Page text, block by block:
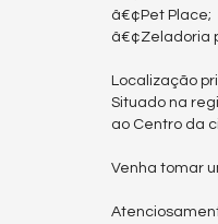
â€¢Pet Place;
â€¢Zeladoria
Localização
Situado na
ao Centro da
Venha tomar